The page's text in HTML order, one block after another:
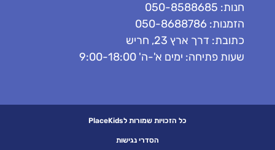
חנות: 050-8588685
הזמנות: 050-8688786
כתובת: דרך ארץ 23, חריש
שעות פתיחה: ימים א'-ה' 9:00-18:00
כל הזכויות שמורות לPlaceKids
הסדרי נגישות